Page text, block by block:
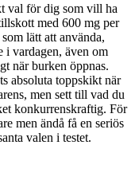
val för dig som vill ha
med 600 mg per
lätt att använda,
vardagen, även om
när burken öppnas.
absoluta toppskikt när
men sett till vad du
konkurrenskraftig. För
men ändå få en seriös
valen i testet.